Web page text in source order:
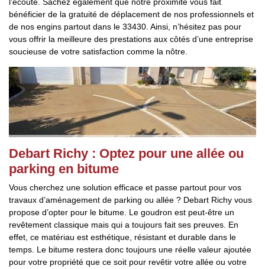
bénéficier de la gratuité de déplacement de nos professionnels et
de nos engins partout dans le 33430. Ainsi, n’hésitez pas pour
vous offrir la meilleure des prestations aux côtés d’une entreprise
soucieuse de votre satisfaction comme la nôtre.
Debart Richy : Optez pour une allée ou
parking en bitume
Vous cherchez une solution efficace et passe partout pour vos
travaux d’aménagement de parking ou allée ? Debart Richy vous
propose d’opter pour le bitume. Le goudron est peut-être un
revêtement classique mais qui a toujours fait ses preuves. En
effet, ce matériau est esthétique, résistant et durable dans le
temps. Le bitume restera donc toujours une réelle valeur ajoutée
pour votre propriété que ce soit pour revêtir votre allée ou votre